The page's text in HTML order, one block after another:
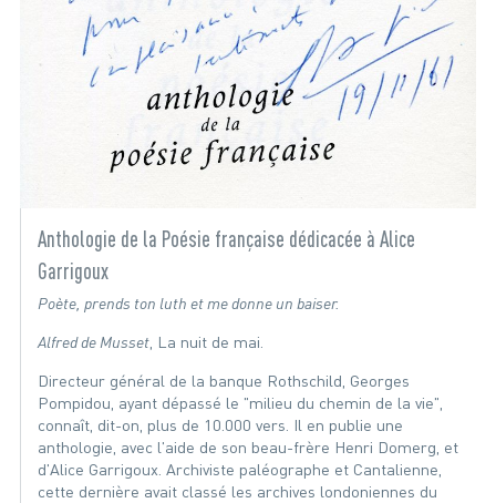
Anthologie de la Poésie française dédicacée à Alice
Garrigoux
Poète, prends ton luth et me donne un baiser.
Alfred de Musset, La nuit de mai.
Directeur général de la banque Rothschild, Georges
Pompidou, ayant dépassé le "milieu du chemin de la vie",
connaît, dit-on, plus de 10.000 vers. Il en publie une
anthologie, avec l'aide de son beau-frère Henri Domerg, et
d'Alice Garrigoux. Archiviste paléographe et Cantalienne,
cette dernière avait classé les archives londoniennes du